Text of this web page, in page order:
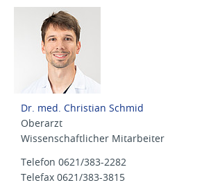
Dr. med. Christian Schmid
Oberarzt
Wissenschaftlicher Mitarbeiter
Telefon 0621/383-2282
Telefax 0621/383-3815